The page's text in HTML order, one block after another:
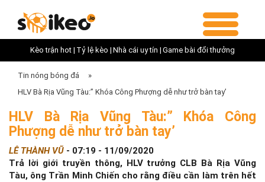
Kèo trận hot | Tỷ lệ kèo | Nhà cái uy tín | Game bài đổi thưởng
Tin nóng bóng đá
»
HLV Bà Rịa Vũng Tàu:” Khóa Công Phượng dễ như trở bàn tay’
HLV Bà Rịa Vũng Tàu:” Khóa Công
Phượng dễ như trở bàn tay’
LÊ THÀNH VŨ - 07:19 - 11/09/2020
Trả lời giới truyền thông, HLV trưởng CLB Bà Rịa Vũng
Tàu, ông Trần Minh Chiến cho rằng điều cần làm trên hết